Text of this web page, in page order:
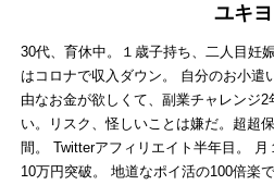
ユキヨ
30代、育休中。１歳子持ち、二人目妊
はコロナで収入ダウン。 自分のお小遣
由なお金が欲しくて、副業チャレンジ
い。リスク、怪しいことは嫌だ。超超
間。 Twitterアフィリエイト半年目。
10万円突破。 地道なポイ活の100倍楽